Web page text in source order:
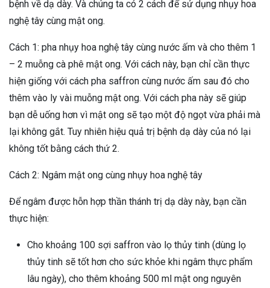
bệnh về dạ dày. Và chúng ta có 2 cách để sử dụng nhụy hoa
nghệ tây cùng mật ong.
Cách 1: pha nhụy hoa nghệ tây cùng nước ấm và cho thêm 1
– 2 muỗng cà phê mật ong. Với cách này, bạn chỉ cần thực
hiện giống với cách pha saffron cùng nước ấm sau đó cho
thêm vào ly vài muỗng mật ong. Với cách pha này sẽ giúp
bạn dễ uống hơn vì mật ong sẽ tạo một độ ngọt vừa phải mà
lại không gắt. Tuy nhiên hiệu quả trị bệnh dạ dày của nó lại
không tốt bằng cách thứ 2.
Cách 2: Ngâm mật ong cùng nhụy hoa nghệ tây
Để ngâm được hỗn hợp thần thánh trị dạ dày này, bạn cần
thực hiện:
Cho khoảng 100 sợi saffron vào lọ thủy tinh (dùng lọ
thủy tinh sẽ tốt hơn cho sức khỏe khi ngâm thực phẩm
lâu ngày), cho thêm khoảng 500 ml mật ong nguyên